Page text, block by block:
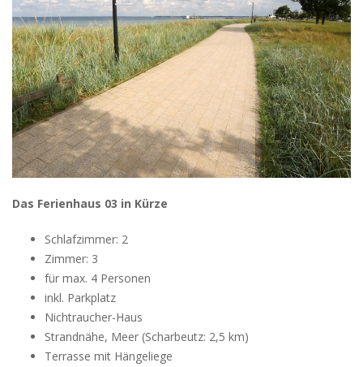
Das Ferienhaus 03 in Kürze
Schlafzimmer: 2
Zimmer: 3
für max. 4 Personen
inkl. Parkplatz
Nichtraucher-Haus
Strandnähe, Meer (Scharbeutz: 2,5 km)
Terrasse mit Hängeliege